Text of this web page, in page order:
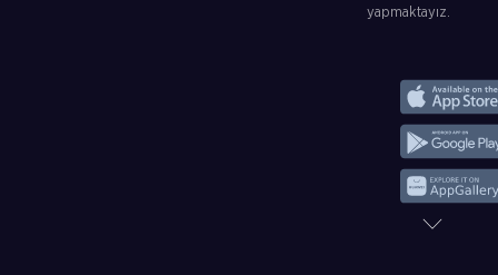
yapmaktayız.